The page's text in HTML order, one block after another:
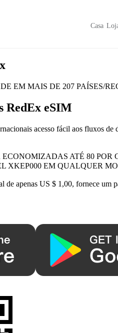
Casa
EM MAIS DE 207 PAÍSES/
RedEx eSIM
acesso fácil aos fluxos
ATÉ 80
XKEP000 EM QUALQUER
de apenas US $ 1,00, fornece